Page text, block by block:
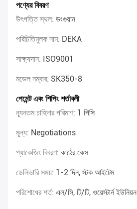
পণ্যের বিবরণ
উৎপত্তি স্থল: ডংগুয়ান
পরিচিতিমুলক নাম: DEKA
সাক্ষ্যদান: ISO9001
মডেল নম্বার: SK350-8
পেমেন্ট এবং শিপিং শর্তাবলী
ন্যূনতম চাহিদার পরিমাণ: 1 পিসি
মূল্য: Negotiations
প্যাকেজিং বিবরণ: কাঠের কেস
ডেলিভারি সময়: 1-2 দিন, স্টক আইটেম
পরিশোধের শর্ত: এল/সি, টি/টি, ওয়েস্টার্ন ইউনিয়ন